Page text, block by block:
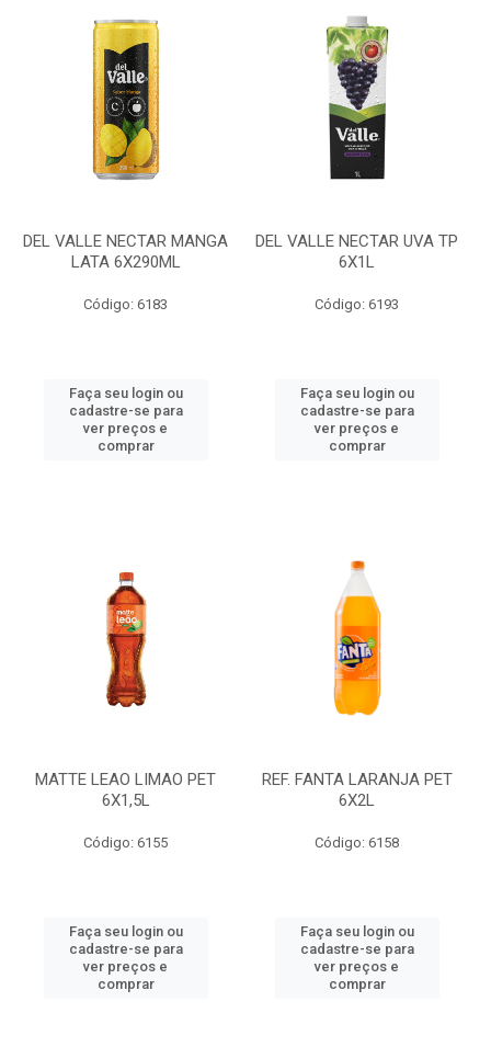
DEL VALLE NECTAR MANGA
LATA 6X290ML
Código: 6183
Faça seu login ou
cadastre-se para
ver preços e
comprar
DEL VALLE NECTAR UVA TP
6X1L
Código: 6193
Faça seu login ou
cadastre-se para
ver preços e
comprar
MATTE LEAO LIMAO PET
6X1,5L
Código: 6155
Faça seu login ou
cadastre-se para
ver preços e
comprar
REF. FANTA LARANJA PET
6X2L
Código: 6158
Faça seu login ou
cadastre-se para
ver preços e
comprar